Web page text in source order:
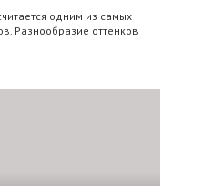
одним из самых
Разнообразие оттенков